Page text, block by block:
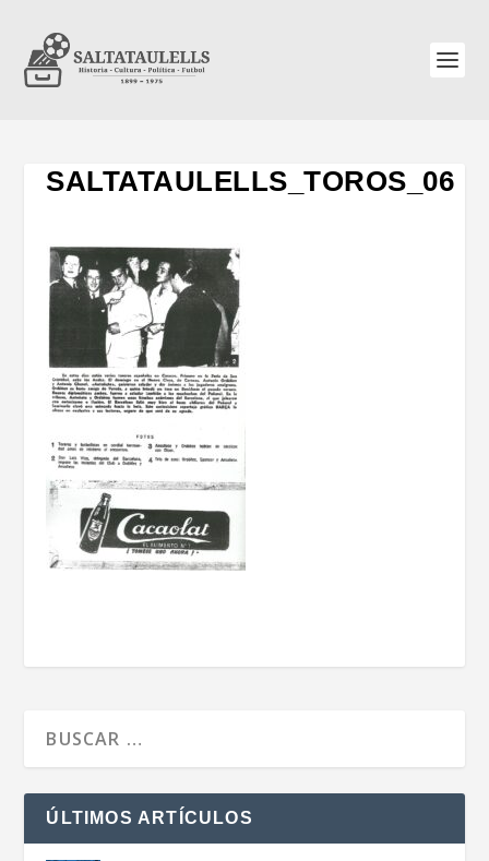
SALTATAULELLS_TOROS_06
ÚLTIMOS ARTÍCULOS